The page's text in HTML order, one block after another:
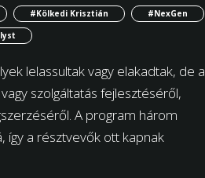
#Kölkedi Krisztián
#NexGen
lelassultak vagy elakadtak, de a
szolgáltatás fejlesztéséről,
A program három
így a résztvevők ott kapnak